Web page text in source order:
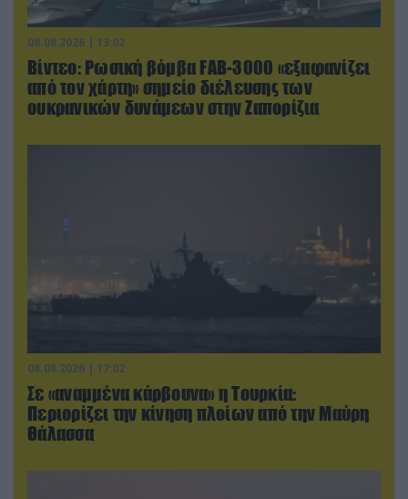
08.08.2026 | 13:02
Βίντεο: Ρωσική βόμβα FAB-3000 «εξαφανίζει
από τον χάρτη» σημείο διέλευσης των
ουκρανικών δυνάμεων στην Ζαπορίζια
08.08.2026 | 17:02
Σε «αναμμένα κάρβουνα» η Τουρκία:
Περιορίζει την κίνηση πλοίων από την Μαύρη
Θάλασσα